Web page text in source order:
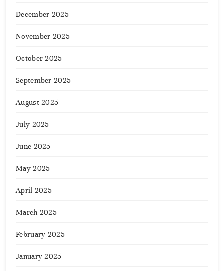
December 2025
November 2025
October 2025
September 2025
August 2025
July 2025
June 2025
May 2025
April 2025
March 2025
February 2025
January 2025